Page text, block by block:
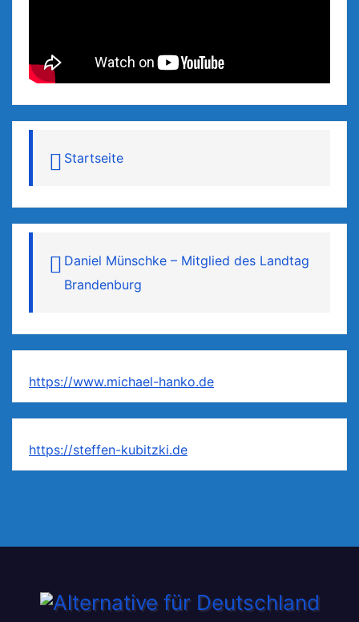
Startseite
Daniel Münschke – Mitglied des Landtag
Brandenburg
https://www.michael-hanko.de
https://steffen-kubitzki.de